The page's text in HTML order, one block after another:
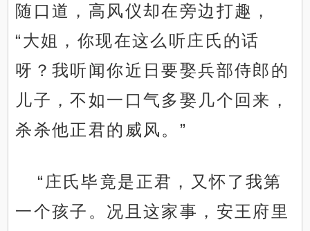
随口道，高风仪却在旁边打趣，
“大姐，你现在这么听庄氏的话
呀？我听闻你近日要娶兵部侍郎的
儿子，不如一口气多娶几个回来，
杀杀他正君的威风。”
“庄氏毕竟是正君，又怀了我第
一个孩子。况且这家事，安王府里